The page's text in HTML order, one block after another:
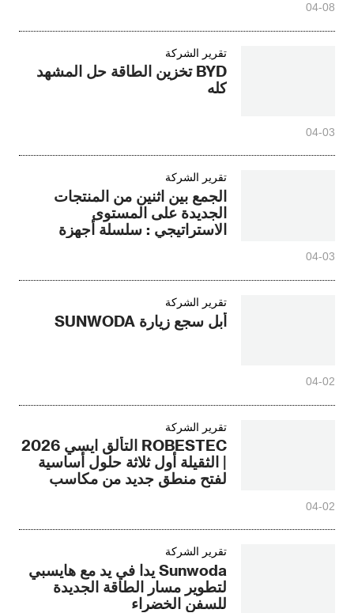
Longwei 2026 " ممارسة
القتال الفعلي
04-08
تقرير الشركة
BYD تخزين الطاقة حل المشهد
كله
04-03
تقرير الشركة
الجمع بين اثنين من المنتجات
الجديدة على المستوى
الاستراتيجي : سلسلة أجهزة
أجهزة الكمبيوتر
04-03
تقرير الشركة
أبل سجع زيارة SUNWODA
04-02
تقرير الشركة
ROBESTEC التألق ايسي 2026
| الثقيلة أول ثلاثة حلول أساسية
لفتح منطق جديد من مكاسب
04-02
تقرير الشركة
Sunwoda يدا في يد مع هايسبي
لتطوير مسار الطاقة الجديدة
للسفن الخضراء